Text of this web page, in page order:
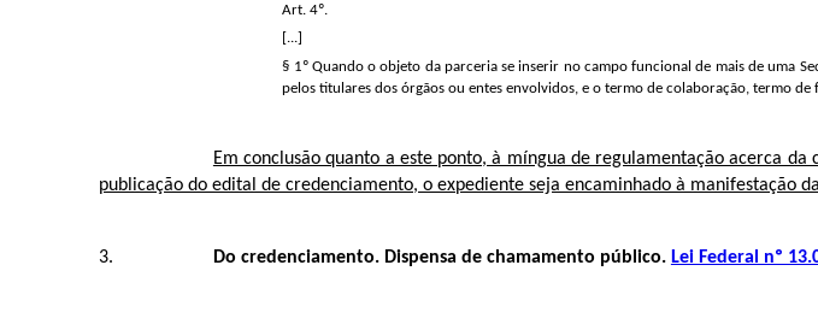
Art. 4º.
[...]
§ 1º Quando o objeto da parceria se inserir no campo funcional de mais de uma
pelos titulares dos órgãos ou entes envolvidos, e o termo de colaboração, termo
Em conclusão quanto a este ponto, à míngua de regulamentação acerca
publicação do edital de credenciamento, o expediente seja encaminhado à manifestação
Do credenciamento. Dispensa de chamamento público. Lei Federal nº